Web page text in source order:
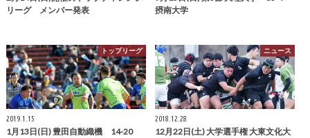
リーグ メンバー発表
摂南大学
トップリーグ
2019.1.15
1月13日(日) 豊田自動織機 14-20
ニュース
2018.12.28
12月22日(土) 大学選手権 大東文化大